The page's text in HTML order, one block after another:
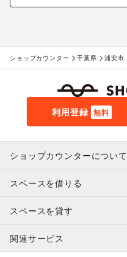
ショップカウンター 千葉県 浦安市
利用登録 無料
ショップカウンターについて
利用規約・ガイドライン
特定商取引法に基づく表示
補償プログラム
スペースを借りる
スペースを借りたい人へ
ユーザー利用規約
提携パートナー
スペースを貸す
スペースを貸したい方へ
関連サービス